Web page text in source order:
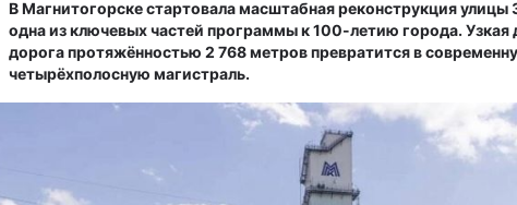
В Магнитогорске стартовала масштабная реконструкция улицы
одна из ключевых частей программы к 100-летию города. Узкая
дорога протяжённостью 2 768 метров превратится в
четырёхполосную магистраль.